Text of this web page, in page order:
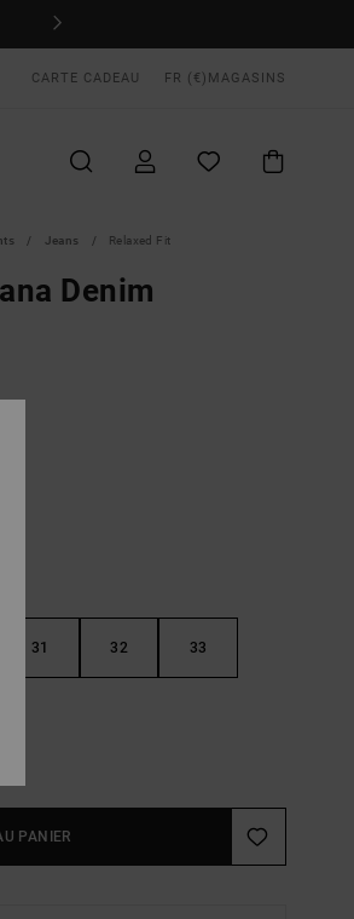
CARTE CADEAU FR (€) MAGASINS
Jeans Relaxed Fit
Denim
31 32 33
PANIER